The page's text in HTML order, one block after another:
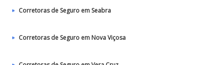
Corretoras de Seguro em Seabra
Corretoras de Seguro em Nova Viçosa